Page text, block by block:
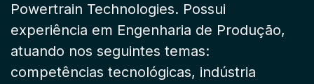
Powertrain Technologies. Possui
experiência em Engenharia de Produção,
atuando nos seguintes temas:
competências tecnológicas, indústria